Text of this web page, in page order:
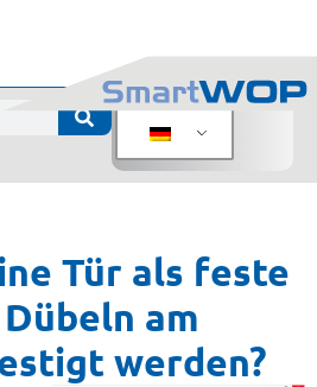
Tür als feste
am
werden?